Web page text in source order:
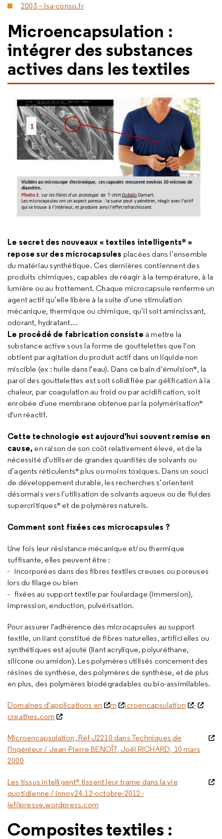
2003 – lsa-conso.fr
Microencapsulation :
intégrer des substances
actives dans les textiles
Le secret des nouveaux « textiles intelligents* »
repose sur des microcapsules placées dans l’ensemble
du matériau synthétique. Ces dernières contiennent des
produits chimiques, capables de réagir à la température, à la
lumière ou au frottement. Chaque microcapsule renferme un
agent actif qu’elle libère à la suite d’une stimulation
mécanique, thermique ou chimique, qu’il soit amincissant,
odorant, hydratant…
Le procédé de fabrication consiste à mettre la
substance active sous la forme de gouttelettes que l'on
obtient par agitation du produit actif dans un liquide non
miscible (ex : huile dans l'eau). Dans ce bain d'émulsion*, la
paroi des gouttelettes est soit solidifiée par gélification à la
chaleur, par coagulation au froid ou par acidification, soit
enrobée d'une membrane obtenue par la polymérisation*
d'un réactif.
Cette technologie est aujourd’hui souvent remise en
cause, en raison de son coût relativement élevé, et de la
nécessité d’utiliser de grandes quantités de solvants ou
d’agents réticulents* plus ou moins toxiques. Dans un souci
de développement durable, les recherches s’orientent
désormais vers l’utilisation de solvants aqueux ou de fluides
supercritiques* et de polymères naturels.
Comment sont fixées ces microcapsules ?
Une fois leur résistance mécanique et/ou thermique
suffisante, elles peuvent être :
- incorporées dans des fibres textiles creuses ou poreuses
lors du filage ou bien
- fixées au support textile par foulardage (immersion),
impression, enduction, pulvérisation.
Pour assurer l'adhérence des microcapsules au support
textile, un liant constitué de fibres naturelles, artificielles ou
synthétiques est ajouté (liant acrylique, polyuréthane,
silicone ou amidon). Les polymères utilisés concernent des
résines de synthèse, des polymères de synthèse, et de plus
en plus, des polymères biodégradables ou bio-assimilables.
Domaines d'applications en m icroencapsulation
-
creathes.com
Microencapsulation, Réf J2210 dans Techniques de
l'Ingénieur / Jean-Pierre BENOÎT, Joël RICHARD, 10 mars
2000
Les tissus intelligent* tissent leur trame dans la vie
quotidienne / innov24.12-octobre-2012 -
lefilpresse.wordpress.com
Composites textiles :